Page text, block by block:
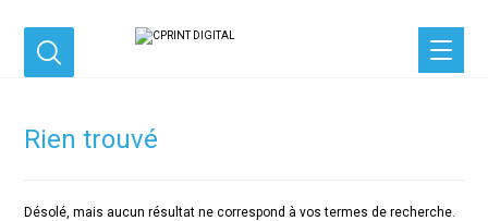
Rien trouvé
Désolé, mais aucun résultat ne correspond à vos termes de recherche.